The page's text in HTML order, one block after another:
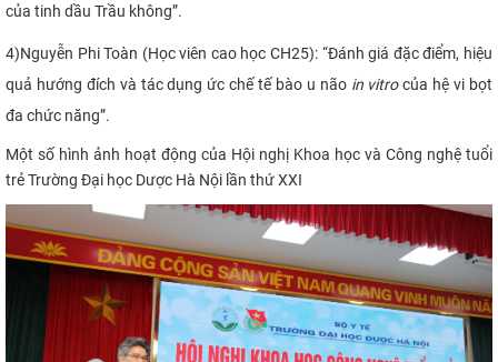
của tinh dầu Trầu không”.
4)Nguyễn Phi Toàn (Học viên cao học CH25): “Đánh giá đặc điểm, hiệu
quả hướng đích và tác dụng ức chế tế bào u não in vitrocủa hệ vi bọt
đa chức năng”.
Một số hình ảnh hoạt động của Hội nghị Khoa học và Công nghệ tuổi
trẻ Trường Đại học Dược Hà Nội lần thứ XXI